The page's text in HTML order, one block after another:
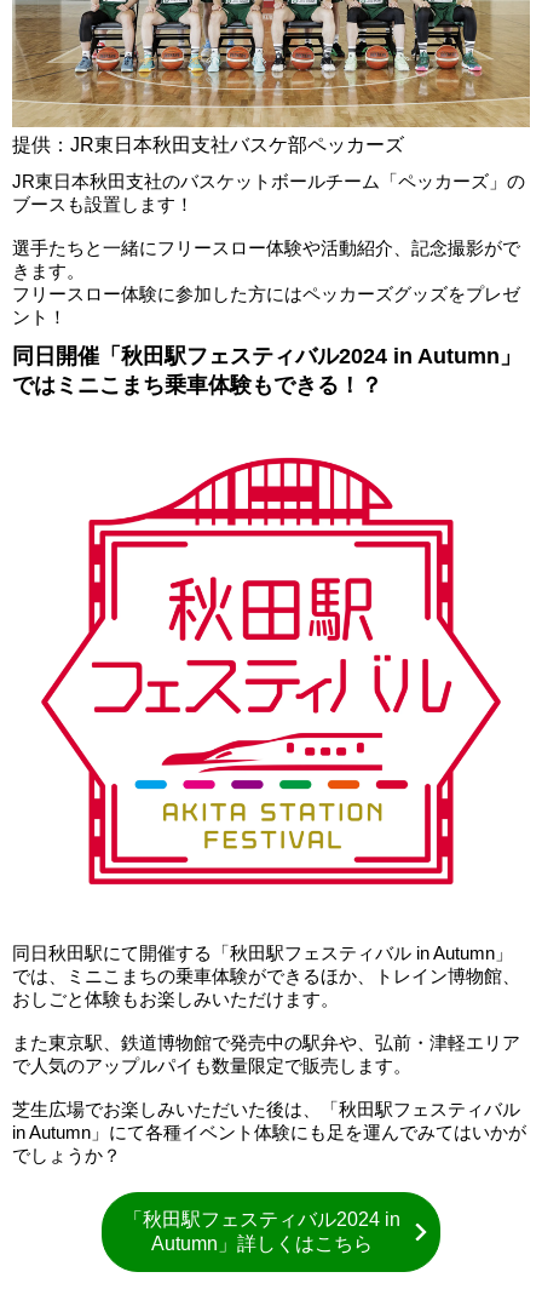
提供：JR東日本秋田支社バスケ部ペッカーズ
JR東日本秋田支社のバスケットボールチーム「ペッカーズ」の
ブースも設置します！
選手たちと一緒にフリースロー体験や活動紹介、記念撮影がで
きます。
フリースロー体験に参加した方にはペッカーズグッズをプレゼ
ント！
同日開催「秋田駅フェスティバル2024 in Autumn」
ではミニこまち乗車体験もできる！？
同日秋田駅にて開催する「秋田駅フェスティバル in Autumn」
では、ミニこまちの乗車体験ができるほか、トレイン博物館、
おしごと体験もお楽しみいただけます。
また東京駅、鉄道博物館で発売中の駅弁や、弘前・津軽エリア
で人気のアップルパイも数量限定で販売します。
芝生広場でお楽しみいただいた後は、「秋田駅フェスティバル
in Autumn」にて各種イベント体験にも足を運んでみてはいかが
でしょうか？
「秋田駅フェスティバル2024 in
Autumn」詳しくはこちら